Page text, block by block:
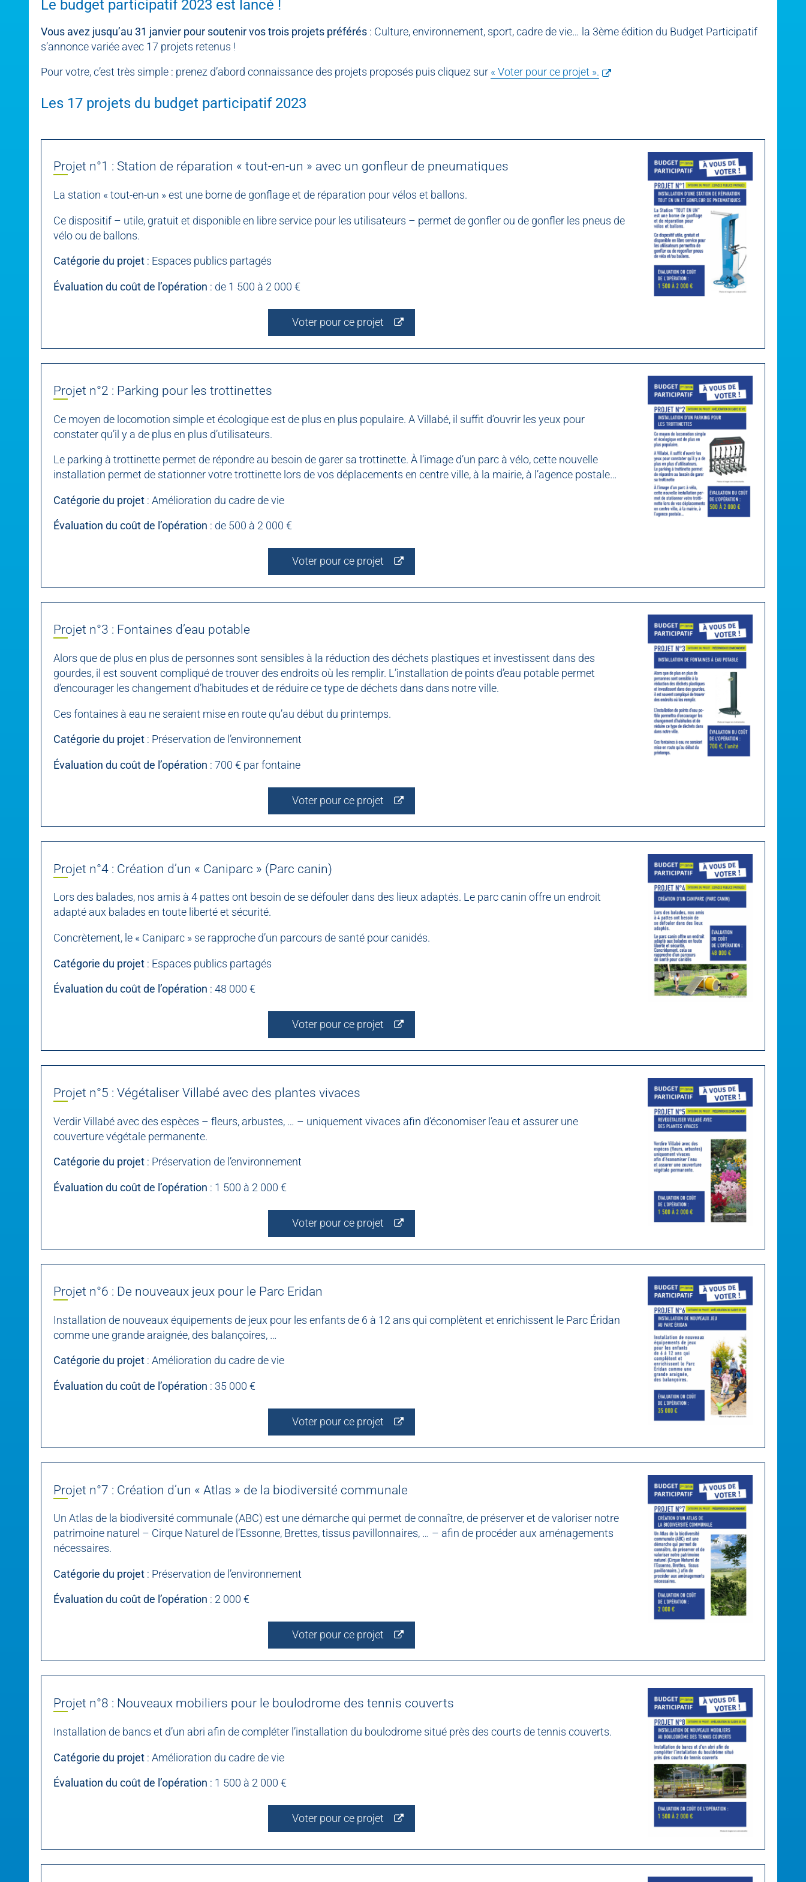
Le budget participatif 2023 est lancé !
Vous avez jusqu’au 31 janvier pour soutenir vos trois projets préférés : Culture, environnement, sport, cadre de vie… la 3ème édition du Budget Participatif
s’annonce variée avec 17 projets retenus !
Pour votre, c’est très simple : prenez d’abord connaissance des projets proposés puis cliquez sur « Voter pour ce projet ».
Les 17 projets du budget participatif 2023
Projet n°1 : Station de réparation « tout-en-un » avec un gonfleur de pneumatiques
La station « tout-en-un » est une borne de gonflage et de réparation pour vélos et ballons.
Ce dispositif – utile, gratuit et disponible en libre service pour les utilisateurs – permet de gonfler ou de gonfler les pneus de
vélo ou de ballons.
Catégorie du projet : Espaces publics partagés
Évaluation du coût de l’opération : de 1 500 à 2 000 €
Voter pour ce projet
Projet n°2 : Parking pour les trottinettes
Ce moyen de locomotion simple et écologique est de plus en plus populaire. A Villabé, il suffit d’ouvrir les yeux pour
constater qu’il y a de plus en plus d’utilisateurs.
Le parking à trottinette permet de répondre au besoin de garer sa trottinette. À l’image d’un parc à vélo, cette nouvelle
installation permet de stationner votre trottinette lors de vos déplacements en centre ville, à la mairie, à l’agence postale…
Catégorie du projet : Amélioration du cadre de vie
Évaluation du coût de l’opération : de 500 à 2 000 €
Voter pour ce projet
Projet n°3 : Fontaines d’eau potable
Alors que de plus en plus de personnes sont sensibles à la réduction des déchets plastiques et investissent dans des
gourdes, il est souvent compliqué de trouver des endroits où les remplir. L’installation de points d’eau potable permet
d’encourager les changement d’habitudes et de réduire ce type de déchets dans dans notre ville.
Ces fontaines à eau ne seraient mise en route qu’au début du printemps.
Catégorie du projet : Préservation de l’environnement
Évaluation du coût de l’opération : 700 € par fontaine
Voter pour ce projet
Projet n°4 : Création d’un « Caniparc » (Parc canin)
Lors des balades, nos amis à 4 pattes ont besoin de se défouler dans des lieux adaptés. Le parc canin offre un endroit
adapté aux balades en toute liberté et sécurité.
Concrètement, le « Caniparc » se rapproche d’un parcours de santé pour canidés.
Catégorie du projet : Espaces publics partagés
Évaluation du coût de l’opération : 48 000 €
Voter pour ce projet
Projet n°5 : Végétaliser Villabé avec des plantes vivaces
Verdir Villabé avec des espèces – fleurs, arbustes, … – uniquement vivaces afin d’économiser l’eau et assurer une
couverture végétale permanente.
Catégorie du projet : Préservation de l’environnement
Évaluation du coût de l’opération : 1 500 à 2 000 €
Voter pour ce projet
Projet n°6 : De nouveaux jeux pour le Parc Eridan
Installation de nouveaux équipements de jeux pour les enfants de 6 à 12 ans qui complètent et enrichissent le Parc Éridan
comme une grande araignée, des balançoires, …
Catégorie du projet : Amélioration du cadre de vie
Évaluation du coût de l’opération : 35 000 €
Voter pour ce projet
Projet n°7 : Création d’un « Atlas » de la biodiversité communale
Un Atlas de la biodiversité communale (ABC) est une démarche qui permet de connaître, de préserver et de valoriser notre
patrimoine naturel – Cirque Naturel de l’Essonne, Brettes, tissus pavillonnaires, … – afin de procéder aux aménagements
nécessaires.
Catégorie du projet : Préservation de l’environnement
Évaluation du coût de l’opération : 2 000 €
Voter pour ce projet
Projet n°8 : Nouveaux mobiliers pour le boulodrome des tennis couverts
Installation de bancs et d’un abri afin de compléter l’installation du boulodrome situé près des courts de tennis couverts.
Catégorie du projet : Amélioration du cadre de vie
Évaluation du coût de l’opération : 1 500 à 2 000 €
Voter pour ce projet